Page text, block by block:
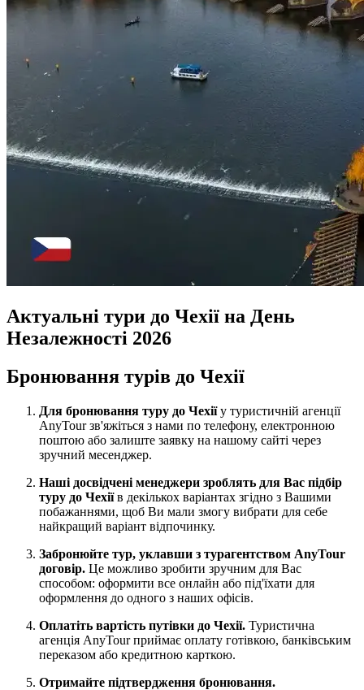
Актуальні тури до Чехії на День
Незалежності 2026
Бронювання турів до Чехії
Для бронювання туру до Чехіїу туристичній агенції
AnyTour зв'яжіться з нами по телефону, електронною
поштою або залиште заявку на нашому сайті через
зручний месенджер.
Наші досвідчені менеджери зроблять для Вас підбір
туру до Чехіїв декількох варіантах згідно з Вашими
побажаннями, щоб Ви мали змогу вибрати для себе
найкращий варіант відпочинку.
Забронюйте тур, уклавши з турагентством AnyTour
договір. Це можливо зробити зручним для Вас
способом: оформити все онлайн або під'їхати для
оформлення до одного з наших офісів.
Оплатіть вартість путівки до Чехії. Туристична
агенція AnyTour приймає оплату готівкою, банківським
переказом або кредитною карткою.
Отримайте підтвердження бронювання.